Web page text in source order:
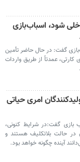
شود، اسباب‌بازی
گفت: در حال حاضر تأمین
کارتی، عمدتاً از طریق واردات
امری حیاتی
بازی گفت:در شرایط کنونی،
در حالت بلاتکلیف هستند و
آینده چگونه خواهد بود.